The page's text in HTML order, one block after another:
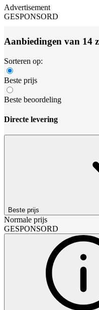
Advertisement
GESPONSORD
Aanbiedingen van 14
Sorteren op:
Beste prijs
Beste beoordeling
Directe levering
Beste prijs
Normale prijs
GESPONSORD